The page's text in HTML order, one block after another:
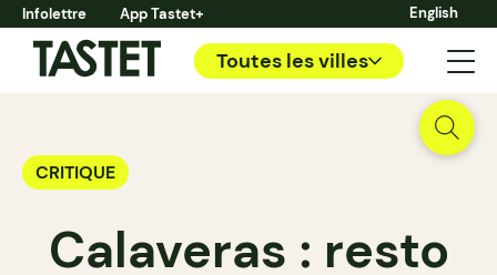
Infolettre App Tastet+ English
Toutes les villes
CRITIQUE
Calaveras : resto